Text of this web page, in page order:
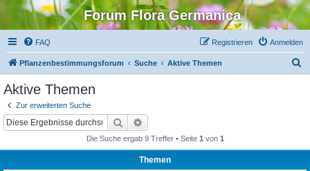
Forum Flora Germanica
FAQ Anmelden
Registrieren
Pflanzenbestimmungsforum Suche Aktive Themen
Aktive Themen
Zur erweiterten Suche
Suche
Die Suche ergab 9 Treffer • Seite 1 von 1
Themen